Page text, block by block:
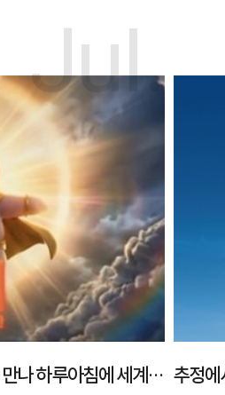
Jul.
지방이라고 무시받던 내가 365MC를 만나 하루아침에 세계를 구할 영웅이 되어버린 건에 대하여